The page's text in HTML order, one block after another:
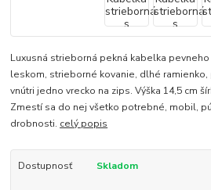
Luxusná strieborná pekná kabelka
leskom, strieborné kovanie, dlhé ramienko,
vnútri jedno vrecko na zips. Výška 14,5 cm
Zmestí sa do nej všetko potrebné, mobil,
drobnosti. celý popis
Dostupnosť Skladom